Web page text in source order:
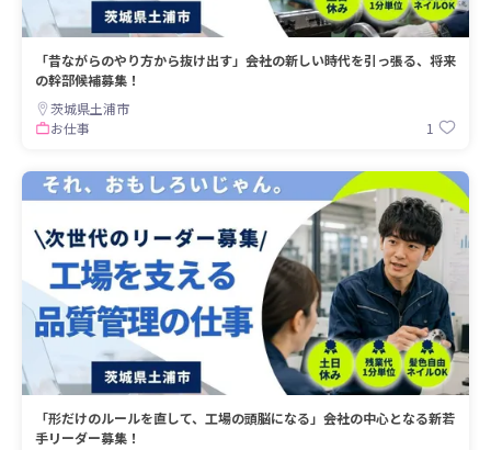
「昔ながらのやり方から抜け出す」――会社の新しい時代を引っ張る、将来
の幹部候補募集！
茨城県土浦市
お仕事
1
「形だけのルールを直して、工場の頭脳になる」――会社の中心となる新若
手リーダー募集！